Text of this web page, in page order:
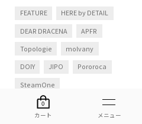
0
カート
しました。
FEATURE HERE by DETAIL
DEAR DRACENA APFR
Topologie molvany
DOIY JIPO Pororoca
SteamOne